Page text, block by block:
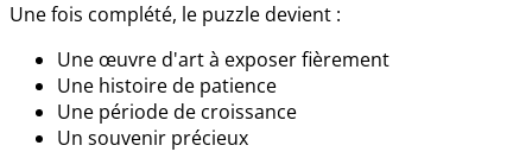
Une fois complété, le puzzle devient :
Une œuvre d'art à exposer fièrement
Une histoire de patience
Une période de croissance
Un souvenir précieux